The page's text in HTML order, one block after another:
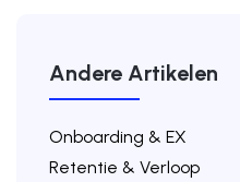
Andere Artikelen
Onboarding & EX
Retentie & Verloop